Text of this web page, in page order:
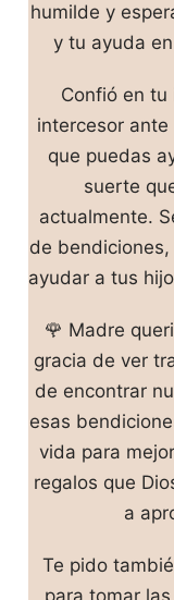
humilde y
y tu ayuda
Confió en
intercesor
que puedas
suerte
actualmente.
de
ayudar a tus
🌹 Madre
gracia de ver
de encontrar
esas
vida para
regalos que
a
Te pido